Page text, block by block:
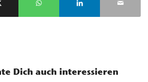
Dich auch interessieren